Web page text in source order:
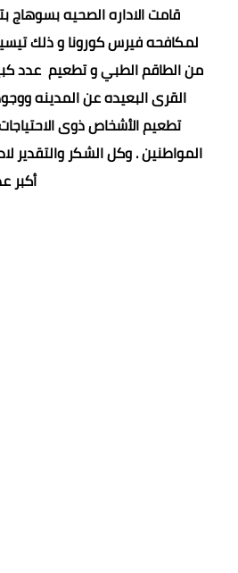
قامت الاداره الصحيه بسوهاج
لمكافحه فيرس كورونا و ذلك
من الطاقم الطبي و تطعيم عدد
القرى البعيده عن المدينه
تطعيم الأشخاص ذوى
المواطنين . وكل الشكر والتقدير
أكبر